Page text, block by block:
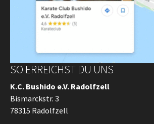
SO ERREICHST DU UNS
K.C. Bushido e.V. Radolfzell
Bismarckstr. 3
78315 Radolfzell